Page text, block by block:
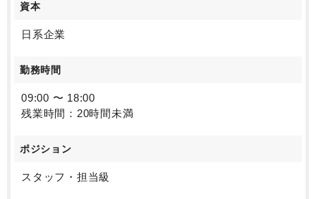
資本
日系企業
勤務時間
09:00 〜 18:00
残業時間：20時間未満
ポジション
スタッフ・担当級